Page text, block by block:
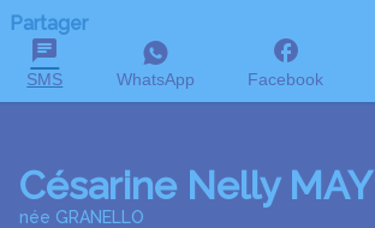
Partager
SMS WhatsApp Facebook
Césarine Nelly MAY
née GRANELLO